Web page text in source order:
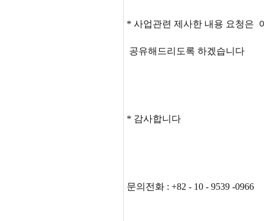
* 사업관련 제사한 내용 요청은
공유해드리도록 하겠습니다
* 감사합니다
문의전화 : +82 - 10 - 9539 -0966